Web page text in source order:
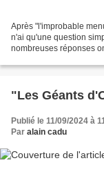
Après "l'improbable
n'ai qu'une question
nombreuses réponses
"Les Géants
Publié le 11/09/2024 à
Par alain cadu